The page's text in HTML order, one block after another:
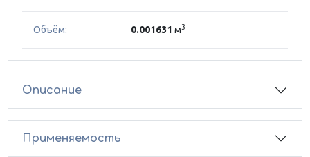
Объём: 0.001631 м3
Описание
Применяемость